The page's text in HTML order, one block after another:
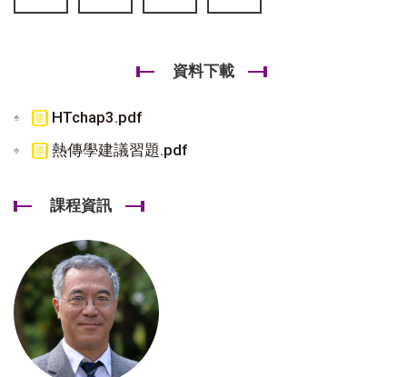
資料下載
HTchap3.pdf
熱傳學建議習題.pdf
課程資訊